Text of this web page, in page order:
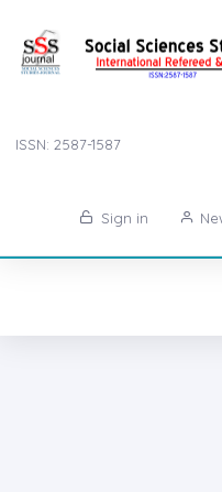
ISSN: 2587-1587
Sign in